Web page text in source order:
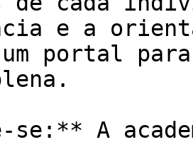
e a
portal